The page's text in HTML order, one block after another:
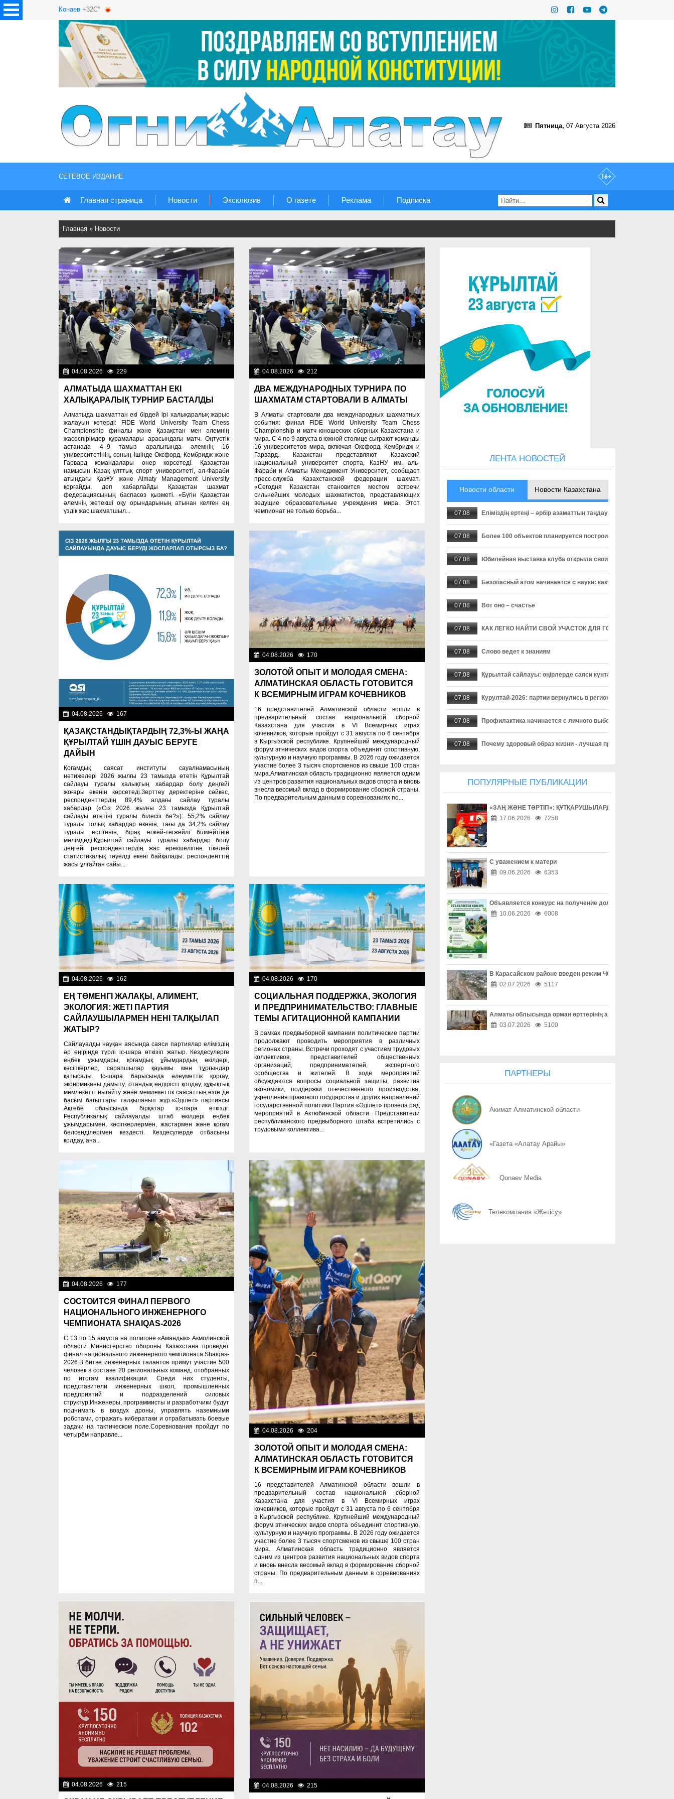
Конаев +32C°
Пятница, 07 Августа 2026
СЕТЕВОЕ ИЗДАНИЕ
Главная страница Новости Эксклюзив О газете Реклама Подписка
Главная » Новости
04.08.2026 229
АЛМАТЫДА ШАХМАТТАН ЕКІ
ХАЛЫҚАРАЛЫҚ ТУРНИР БАСТАЛДЫ
Алматыда шахматтан екі бірдей ірі халықаралық жарыс
жалауын көтерді: FIDE World University Team Chess
Championship финалы және Қазақстан мен әлемнің
жасөспірімдер құрамалары арасындағы матч. Оңтүстік
астанада 4–9 тамыз аралығында әлемнің 16
университетінің, соның ішінде Оксфорд, Кембридж және
Гарвард командалары өнер көрсетеді. Қазақстан
намысын Қазақ ұлттық спорт университеті, әл-Фараби
атындағы ҚазҰУ және Almaty Management University
қорғайды, деп хабарлайды Қазақстан шахмат
федерациясының баспасөз қызметі. «Бүгін Қазақстан
әлемнің жетекші оқу орындарының атынан келген ең
үздік жас шахматшыл...
04.08.2026 212
ДВА МЕЖДУНАРОДНЫХ ТУРНИРА ПО
ШАХМАТАМ СТАРТОВАЛИ В АЛМАТЫ
В Алматы стартовали два международных шахматных
события: финал FIDE World University Team Chess
Championship и матч юношеских сборных Казахстана и
мира. С 4 по 9 августа в южной столице сыграют команды
16 университетов мира, включая Оксфорд, Кембридж и
Гарвард. Казахстан представляют Казахский
национальный университет спорта, КазНУ им. аль-
Фараби и Алматы Менеджмент Университет, сообщает
пресс-служба Казахстанской федерации шахмат.
«Сегодня Казахстан становится местом встречи
сильнейших молодых шахматистов, представляющих
ведущие образовательные учреждения мира. Этот
чемпионат не только борьба...
04.08.2026 167
ҚАЗАҚСТАНДЫҚТАРДЫҢ 72,3%-Ы ЖАҢА
ҚҰРЫЛТАЙ ҮШІН ДАУЫС БЕРУГЕ
ДАЙЫН
Қоғамдық саясат институты сауалнамасының
нәтижелері 2026 жылғы 23 тамызда өтетін Құрылтай
сайлауы туралы халықтың хабардар болу деңгейі
жоғары екенін көрсетеді.Зерттеу деректеріне сәйкес,
респонденттердің 89,4% алдағы сайлау туралы
хабардар («Сіз 2026 жылғы 23 тамызда Құрылтай
сайлауы өтетіні туралы білесіз бе?»): 55,2% сайлау
туралы толық хабардар екенін, тағы да 34,2% сайлау
туралы естігенін, бірақ егжей-тегжейлі білмейтінін
мәлімдеді.Құрылтай сайлауы туралы хабардар болу
деңгейі респонденттердің жас ерекшелігіне тікелей
статистикалық тәуелді екені байқалады: респонденттің
жасы ұлғайған сайы...
04.08.2026 170
ЗОЛОТОЙ ОПЫТ И МОЛОДАЯ СМЕНА:
АЛМАТИНСКАЯ ОБЛАСТЬ ГОТОВИТСЯ
К ВСЕМИРНЫМ ИГРАМ КОЧЕВНИКОВ
16 представителей Алматинской области вошли в
предварительный состав национальной сборной
Казахстана для участия в VI Всемирных играх
кочевников, которые пройдут с 31 августа по 6 сентября
в Кыргызской республике. Крупнейший международный
форум этнических видов спорта объединит спортивную,
культурную и научную программы. В 2026 году ожидается
участие более 3 тысяч спортсменов из свыше 100 стран
мира.Алматинская область традиционно является одним
из центров развития национальных видов спорта и вновь
внесла весомый вклад в формирование сборной страны.
По предварительным данным в соревнованиях по...
04.08.2026 162
ЕҢ ТӨМЕНГІ ЖАЛАҚЫ, АЛИМЕНТ,
ЭКОЛОГИЯ: ЖЕТІ ПАРТИЯ
САЙЛАУШЫЛАРМЕН НЕНІ ТАЛҚЫЛАП
ЖАТЫР?
Сайлауалды науқан аясында саяси партиялар еліміздің
әр өңірінде түрлі іс-шара өткізіп жатыр. Кездесулерге
еңбек ұжымдары, қоғамдық ұйымдардың өкілдері,
кәсіпкерлер, сарапшылар қауымы мен тұрғындар
қатысады. Іс-шара барысында әлеуметтік қорғау,
экономиканы дамыту, отандық өндірісті қолдау, құқықтық
мемлекетті нығайту және мемлекеттік саясаттың өзге де
басым бағыттары талқыланып жүр.«Әділет» партиясы
Ақтөбе облысында бірқатар іс-шара өткізді.
Республикалық сайлауалды штаб өкілдері еңбек
ұжымдарымен, кәсіпкерлермен, жастармен және қоғам
белсенділерімен кездесті. Кездесулерде отбасыны
қолдау, ана...
04.08.2026 170
СОЦИАЛЬНАЯ ПОДДЕРЖКА, ЭКОЛОГИЯ
И ПРЕДПРИНИМАТЕЛЬСТВО: ГЛАВНЫЕ
ТЕМЫ АГИТАЦИОННОЙ КАМПАНИИ
В рамках предвыборной кампании политические партии
продолжают проводить мероприятия в различных
регионах страны. Встречи проходят с участием трудовых
коллективов, представителей общественных
организаций, предпринимателей, экспертного
сообщества и жителей. В ходе мероприятий
обсуждаются вопросы социальной защиты, развития
экономики, поддержки отечественного производства,
укрепления правового государства и других направлений
государственной политики.Партия «Әділет» провела ряд
мероприятий в Актюбинской области. Представители
республиканского предвыборного штаба встретились с
трудовыми коллектива...
04.08.2026 177
СОСТОИТСЯ ФИНАЛ ПЕРВОГО
НАЦИОНАЛЬНОГО ИНЖЕНЕРНОГО
ЧЕМПИОНАТА SHAIQAS-2026
С 13 по 15 августа на полигоне «Амандык» Акмолинской
области Министерство обороны Казахстана проведёт
финал национального инженерного чемпионата Shaiqas-
2026.В битве инженерных талантов примут участие 500
человек в составе 20 региональных команд, отобранных
по итогам квалификации. Среди них студенты,
представители инженерных школ, промышленных
предприятий и подразделений силовых
структур.Инженеры, программисты и разработчики будут
поднимать в воздух дроны, управлять наземными
роботами, отражать кибератаки и отрабатывать боевые
задачи на тактическом поле.Соревнования пройдут по
четырём направле...
04.08.2026 204
ЗОЛОТОЙ ОПЫТ И МОЛОДАЯ СМЕНА:
АЛМАТИНСКАЯ ОБЛАСТЬ ГОТОВИТСЯ
К ВСЕМИРНЫМ ИГРАМ КОЧЕВНИКОВ
16 представителей Алматинской области вошли в
предварительный состав национальной сборной
Казахстана для участия в VI Всемирных играх
кочевников, которые пройдут с 31 августа по 6 сентября
в Кыргызской республике. Крупнейший международный
форум этнических видов спорта объединит спортивную,
культурную и научную программы. В 2026 году ожидается
участие более 3 тысяч спортсменов из свыше 100 стран
мира. Алматинская область традиционно является
одним из центров развития национальных видов спорта
и вновь внесла весомый вклад в формирование сборной
страны. По предварительным данным в соревнованиях
п...
04.08.2026 215 04.08.2026 215
ЛЕНТА НОВОСТЕЙ
Новости области Новости Казахстана
07.08 Еліміздің ертеңі – әрбір азаматтың таңдауында
07.08 Более 100 объектов планируется построить в Алматинской
07.08 Юбилейная выставка клуба открыла свои двери
07.08 Безопасный атом начинается с науки: какую роль играют
07.08 Вот оно – счастье
07.08 КАК ЛЕГКО НАЙТИ СВОЙ УЧАСТОК ДЛЯ ГОЛОСОВАНИЯ?
07.08 Слово ведет к знаниям
07.08 Құрылтай сайлауы: өңірлерде саяси күнтәртібі қалай түзіледі?
07.08 Курултай-2026: партии вернулись в регионы после дебатов
07.08 Профилактика начинается с личного выбора
07.08 Почему здоровый образ жизни - лучшая профилактика
07.08 Почему профилактика алкоголизма касается каждого
07.08 Не молчите о насилии
07.08 Каждый ребенок заслуживает счастливое детство
07.08 Безопасность начинается с семьи
07.08 Счастливое детство начинается дома
07.08 Помочь вовремя
07.08 Предупредить легче, чем вернуть
07.08 Проверка перед сделкой обязательна
07.08 Берегите не только вещи, но и документы
07.08 Соседи могут стать надежной защитой
07.08 Шаг через дорогу
07.08
07.08
07.08 Наркопреступность можно остановить только вместе
ПОПУЛЯРНЫЕ ПУБЛИКАЦИИ
«ЗАҢ ЖӘНЕ ТӘРТІП»: ҚҰТҚАРУШЫЛАРДЫҢ ЕҢБЕГІМЕН
17.06.2026
7258
С уважением к матери
09.06.2026
6353
Объявляется конкурс на получение долгосрочного гранта
10.06.2026
6008
В Карасайском районе введен режим ЧС местного масштаба
02.07.2026
5117
Алматы облысында орман өрттерінің алдын алу жұмыстары
03.07.2026
5100
ПАРТНЕРЫ
Акимат Алматинской области
«Газета «Алатау Арайы»
Qonaev Media
Телекомпания «Жетісу»